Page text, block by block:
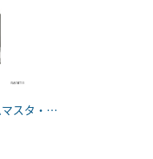
CC-Linkシステムマスタ・ローカルユニット